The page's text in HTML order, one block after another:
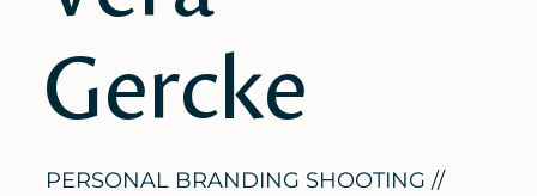
Gercke
PERSONAL BRANDING SHOOTING //